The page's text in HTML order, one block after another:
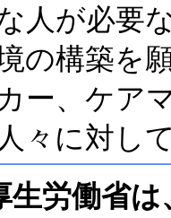
人が必要
の構築を
カー、ケア
人々に対し
労働省は